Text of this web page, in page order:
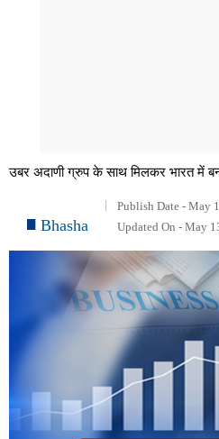
उबर अदाणी ग्रुप के साथ मिलकर भारत में
Bhasha
Publish Date - May
Updated On - May